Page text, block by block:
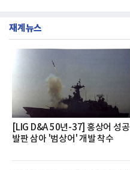
서도
영지원부 홍보팀과 2026년 새로이(e)
쳐 진행됐다.참고로 새로이(e)는 NH
세대들로(과장~계장) 구성된 자율 참
직문화 혁신과 업무 효율성 향상을 위
을 추진하며,새로운 변화와 이로운 영
반에 전파하는 역할
재계뉴스
[LIG D&A 50년-37] 홍상어 성공
발판 삼아 '범상어' 개발 착수